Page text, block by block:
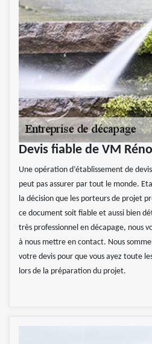
Devis fiable de VM
Une opération d’établissement de
peut pas assurer par tout le monde.
la décision que les porteurs de projet
ce document soit fiable et aussi bien
très professionnel en décapage, nous
à nous mettre en contact. Nous
votre devis pour que vous ayez toute
lors de la préparation du projet.